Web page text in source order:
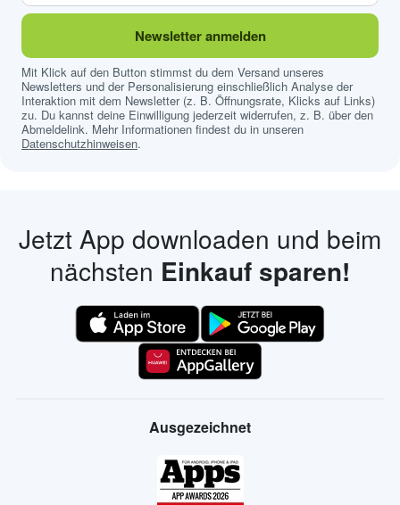
Newsletter anmelden
Mit Klick auf den Button stimmst du dem Versand unseres
Newsletters und der Personalisierung einschließlich Analyse der
Interaktion mit dem Newsletter (z. B. Öffnungsrate, Klicks auf Links)
zu. Du kannst deine Einwilligung jederzeit widerrufen, z. B. über den
Abmeldelink. Mehr Informationen findest du in unseren
Datenschutzhinweisen.
Jetzt App downloaden und beim
nächsten Einkauf sparen!
Ausgezeichnet